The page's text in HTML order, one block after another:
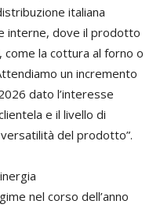
italiana
interne, dove il prodotto
la cottura al forno o
un incremento
dato l’interesse
e il livello di
del prodotto”.
nel corso dell’anno